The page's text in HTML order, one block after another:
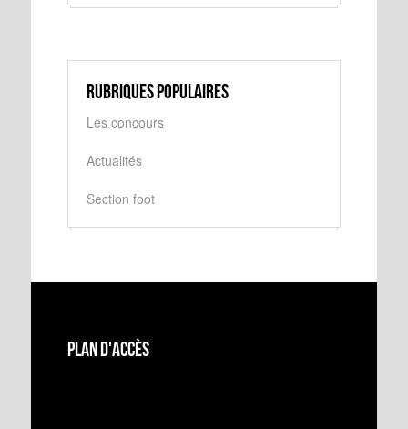
Rubriques populaires
Les concours
Actualités
Section foot
Plan d'accès